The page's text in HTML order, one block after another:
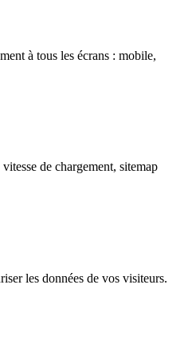
à tous les écrans : mobile,
de chargement, sitemap
les données de vos visiteurs.